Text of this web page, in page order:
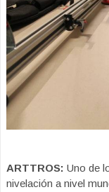
ARTTROS: Uno de
nivelación a nivel